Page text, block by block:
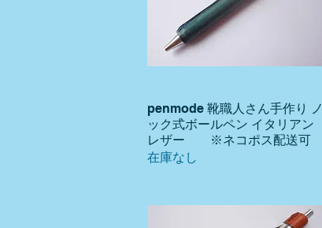
クイックビュー
penmode 靴職人さん手作り ノ
ック式ボールペン イタリアン
レザー ※ネコポス配送可
在庫なし